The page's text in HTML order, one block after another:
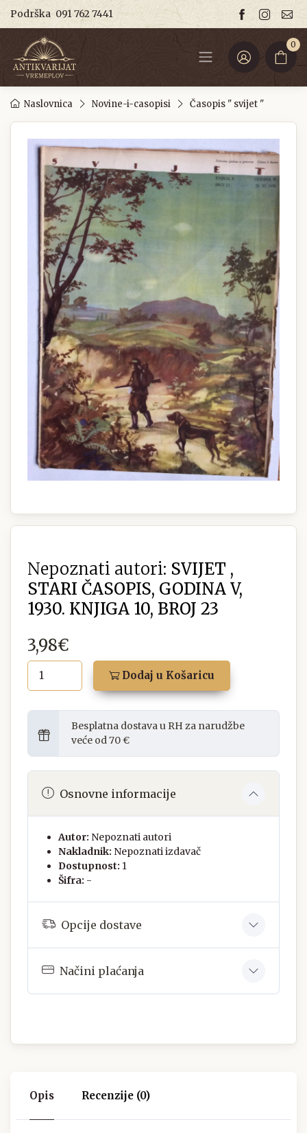
Podrška 091 762 7441
0
Naslovnica Novine-i-casopisi Časopis " svijet "
Nepoznati autori: SVIJET ,
STARI ČASOPIS, GODINA V,
1930. KNJIGA 10, BROJ 23
3,98€
Dodaj u Košaricu
Besplatna dostava u RH za narudžbe
veće od 70 €
Osnovne informacije
Autor: Nepoznati autori
Nakladnik: Nepoznati izdavač
Dostupnost: 1
Šifra: -
Opcije dostave
Načini plaćanja
Opis Recenzije (0)